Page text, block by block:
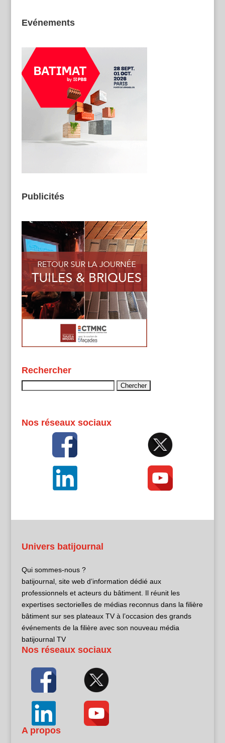
Evénements
Publicités
Rechercher
Nos réseaux sociaux
Univers batijournal
Qui sommes-nous ?
batijournal, site web d’information dédié aux
professionnels et acteurs du bâtiment. Il réunit les
expertises sectorielles de médias reconnus dans la filière
bâtiment sur ses plateaux TV à l’occasion des grands
événements de la filière avec son nouveau média
batijournal TV
Nos réseaux sociaux
A propos